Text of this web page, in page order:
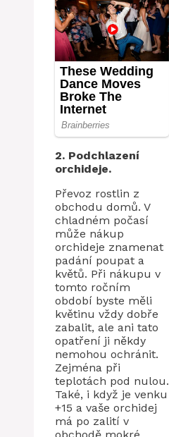
2. Podchlazení
orchideje.
Převoz rostlin z
obchodu domů. V
chladném počasí
může nákup
orchideje znamenat
padání poupat a
květů. Při nákupu v
tomto ročním
období byste měli
květinu vždy dobře
zabalit, ale ani tato
opatření ji někdy
nemohou ochránit.
Zejména při
teplotách pod nulou.
Také, i když je venku
+15 a vaše orchidej
má po zalití v